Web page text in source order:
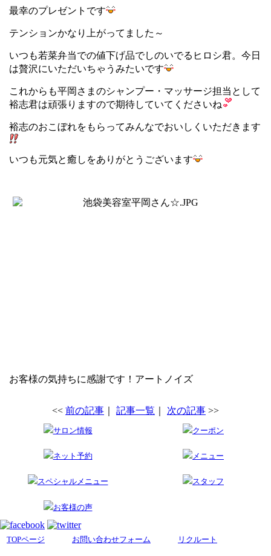
最幸のプレゼントです
テンションかなり上がってました～
いつも若菜弁当での値下げ品でしのいでるヒロシ君。今日
は贅沢にいただいちゃうみたいです
これからも平岡さまのシャンプー・マッサージ担当として
裕志君は頑張りますので期待していてくださいね
裕志のおこぼれをもらってみんなでおいしくいただきます
いつも元気と癒しをありがとうございます
お客様の気持ちに感謝です！アートノイズ
<< 前の記事 記事一覧 次の記事 >>
サロン情報 クーポン
ネット予約 メニュー
スペシャルメニュー スタッフ
お客様の声
TOPページ お問い合わせフォーム リクルート